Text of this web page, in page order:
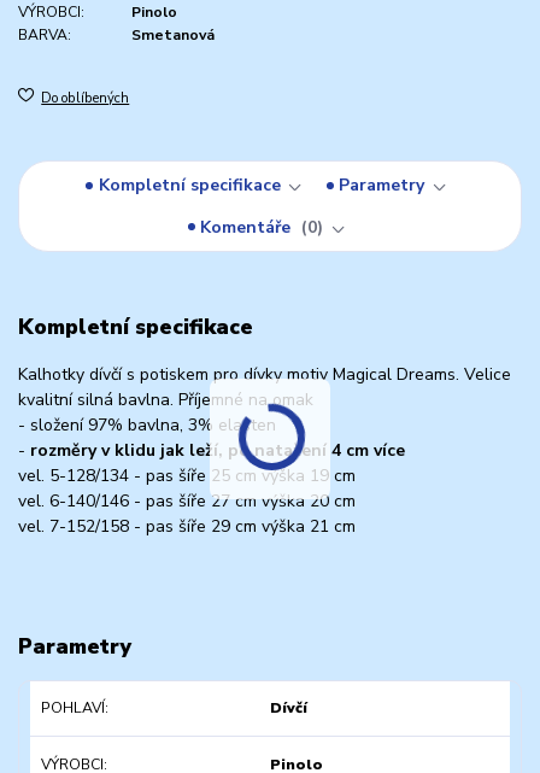
VÝROBCI:
Pinolo
BARVA:
Smetanová
Do oblíbených
Kompletní specifikace
Parametry
Komentáře
0
Kompletní specifikace
Kalhotky dívčí s potiskem pro dívky motiv Magical Dreams. Velice
kvalitní silná bavlna. Příjemné na omak
- složení 97% bavlna, 3% elasten
- rozměry v klidu jak leží, po natažení 4 cm více
vel. 5-128/134 - pas šíře 25 cm výška 19 cm
vel. 6-140/146 - pas šíře 27 cm výška 20 cm
vel. 7-152/158 - pas šíře 29 cm výška 21 cm
Parametry
POHLAVÍ Dívčí
VÝROBCI Pinolo